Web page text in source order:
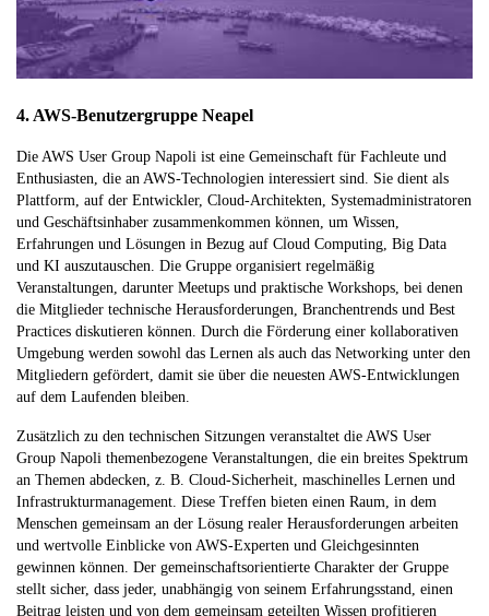
4. AWS-Benutzergruppe Neapel
Die AWS User Group Napoli ist eine Gemeinschaft für Fachleute und
Enthusiasten, die an AWS-Technologien interessiert sind. Sie dient als
Plattform, auf der Entwickler, Cloud-Architekten, Systemadministratoren
und Geschäftsinhaber zusammenkommen können, um Wissen,
Erfahrungen und Lösungen in Bezug auf Cloud Computing, Big Data
und KI auszutauschen. Die Gruppe organisiert regelmäßig
Veranstaltungen, darunter Meetups und praktische Workshops, bei denen
die Mitglieder technische Herausforderungen, Branchentrends und Best
Practices diskutieren können. Durch die Förderung einer kollaborativen
Umgebung werden sowohl das Lernen als auch das Networking unter den
Mitgliedern gefördert, damit sie über die neuesten AWS-Entwicklungen
auf dem Laufenden bleiben.
Zusätzlich zu den technischen Sitzungen veranstaltet die AWS User
Group Napoli themenbezogene Veranstaltungen, die ein breites Spektrum
an Themen abdecken, z. B. Cloud-Sicherheit, maschinelles Lernen und
Infrastrukturmanagement. Diese Treffen bieten einen Raum, in dem
Menschen gemeinsam an der Lösung realer Herausforderungen arbeiten
und wertvolle Einblicke von AWS-Experten und Gleichgesinnten
gewinnen können. Der gemeinschaftsorientierte Charakter der Gruppe
stellt sicher, dass jeder, unabhängig von seinem Erfahrungsstand, einen
Beitrag leisten und von dem gemeinsam geteilten Wissen profitieren